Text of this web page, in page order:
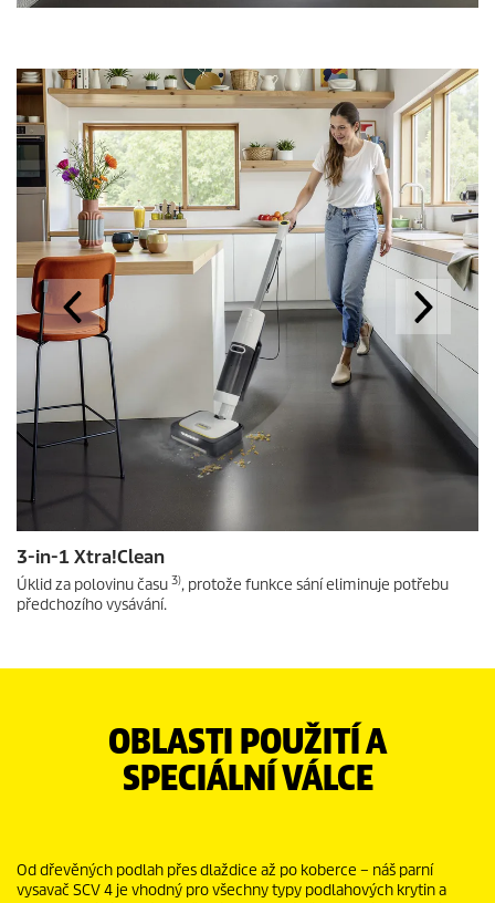
3-in-1 Xtra!Clean
Úklid za polovinu času 3), protože funkce sání eliminuje potřebu
předchozího vysávání.
OBLASTI POUŽITÍ A
SPECIÁLNÍ VÁLCE
Od dřevěných podlah přes dlaždice až po koberce – náš parní
vysavač SCV 4 je vhodný pro všechny typy podlahových krytin a